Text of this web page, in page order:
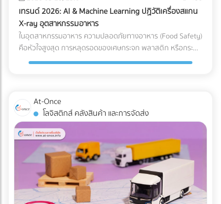
น้ำพื้นที่ก่อสร้าง ในการแก้ปัญหาไซต์งานพื้นที่เสี่ยง บริษัทผู้รับ
เหมางานโยธาระบายน้ำ จะแบ่งการทำงานออกเป็น 2 เฟสหลัก:
เฟสที่ 1: การสำรวจและประเมินพื้นที่ (Site Assessment) ทีม
วิศวกรทำการสำรวจแผนที่ความสูง (Topographic Survey)
เพื่อหาจุดต่ำสุดของพื้นที่ และประเมินทิศทางการไหลของน้ำตาม
ธรรมชาติ เฟสที่ 2: การออกแบบและติดตั้งระบบระบายน้ำ
งาน ระบบระบายน้ำใต้ดิน (Subsurface Drainage): วางท่อเจาะรู
ใต้ดินเพื่อลดระดับน้ำใต้ดิน ป้องกันดินอ่อนตัว บ่อพักน้ำและปั๊ม
น้ำ (Retention Ponds & Pump Stations): สร้างบ่อพักน้ำ
ชั่วคราวในจุดที่ต่ำที่สุด และใช้ปั๊มน้ำบาดาลหรือเครื่องสูบน้ำขนาด
ใหญ่ สูบน้ำออกสู่แหล่งน้ำสาธารณะอย่างรวดเร็ว ผลลัพธ์ที่ได้
และคำแนะนำสำหรับ Site Manager จากการวางระบบระบายน้ำ
อย่างรัดกุม โครงการสามารถดำเนินงานต่อได้ 100% ตลอดฤดู
ฝน อายุการใช้งานของเครื่องจักรไม่สั้นลง และไม่มีค่าซ่อมบำรุง
ฉุกเฉิน สรุป 3 ข้อแนะนำก่อนเริ่มงาน: 1. เช็กประวัติน้ำท่วมย้อน
เทรนด์ 2026: AI & Machine Learning ปฏิวัติเครื่องสแกน
X-ray อุตสาหกรรมอาหาร
ในอุตสาหกรรมอาหาร ความปลอดภัยทางอาหาร (Food Safety)
คือหัวใจสูงสุด การหลุดรอดของเศษกระจก พลาสติก หรือกระดูก
ชิ้นเล็กๆ เพียงชิ้นเดียว อาจนำไปสู่การเรียกคืนสินค้า (Product
และเสียต้นทุน ในปี 2026 AI ตรวจสอบคุณภาพ และ Machine
Learning โรงงาน ได้เข้ามาปฏิวัติเครื่องตรวจจับสิ่งแปลกปลอม
ไปสู่ยุคใหม่ที่แม่นยำกว่าเดิมเพื่อแก้ปัญหา False Reject อย่าง
จริงจัง ซึ่งถือเป็นมาตรฐานใหม่ที่โรงงานอาหารในไทยต้องเริ่ม
ปรับตัวตามแนวทางสากลนี้ Machine Learning เปลี่ยนการ
ทำงานของเครื่อง X-ray อย่างไร? เทคโนโลยี X-ray
อุตสาหกรรมอาหาร 2026 ใช้ระบบ AI ในการทำ Anomaly
Detection (การตรวจจับความผิดปกติ) แทนที่จะตั้งค่าความหนา
แน่นแบบตายตัว AI จะเรียนรู้ภาพของอาหารที่สมบูรณ์แบบนับ
At-Once
โลจิสติกส์ คลังสินค้า และการจัดส่ง